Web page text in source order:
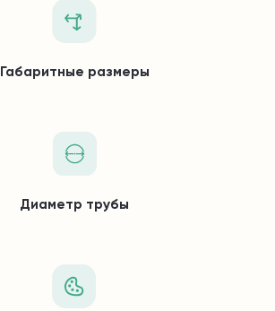
Габаритные размеры
Диаметр трубы